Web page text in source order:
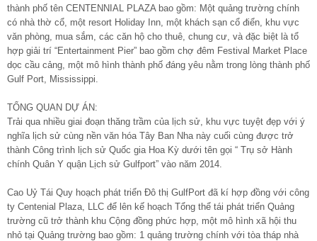
thành phố tên CENTENNIAL PLAZA bao gồm: Một quảng trường chính
có nhà thờ cổ, một resort Holiday Inn, một khách sạn cổ điển, khu vực
văn phòng, mua sắm, các căn hộ cho thuê, chung cư, và đặc biệt là tổ
hợp giải trí “Entertainment Pier” bao gồm chợ đêm Festival Market Place
dọc cầu cảng, một mô hình thành phố đáng yêu nằm trong lòng thành phố
Gulf Port, Mississippi.
TỔNG QUAN DỰ ÁN:
Trải qua nhiều giai đoạn thăng trầm của lịch sử, khu vực tuyệt đẹp với ý
nghĩa lịch sử cùng nền văn hóa Tây Ban Nha này cuối cùng được trở
thành Công trình lịch sử Quốc gia Hoa Kỳ dưới tên gọi “ Trụ sở Hành
chính Quân Y quận Lịch sử Gulfport” vào năm 2014.
Cao Uỷ Tái Quy hoạch phát triển Đô thị GulfPort đã kí hợp đồng với công
ty Centenial Plaza, LLC để lên kế hoạch Tổng thể tái phát triển Quảng
trường cũ trở thành khu Cộng đồng phức hợp, một mô hình xã hội thu
nhỏ tại Quảng trường bao gồm: 1 quảng trường chính với tòa tháp nhà